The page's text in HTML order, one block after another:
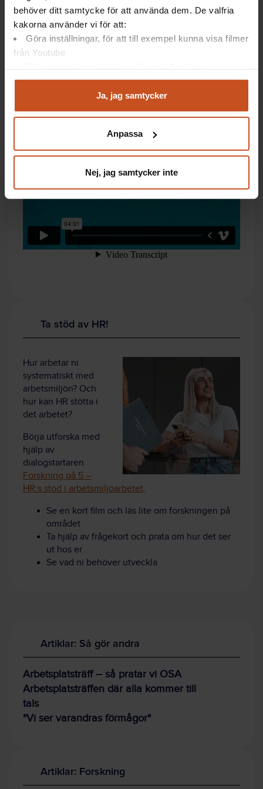
behöver ditt samtycke för att använda dem. De valfria
kakorna använder vi för att:
Göra inställningar, för att till exempel kunna visa filmer
från Youtube
Analysera trafik för att kunna visa riktad information
Du kan när som helst återta ditt godkännande genom att
integritet@suntarbetsliv.se.
Ja, jag samtycker
Anpassa
Nej, jag samtycker inte
Du hittar
webbplats.
Ta stöd av HR!
Hur arbetar ni
systematiskt med
arbetsmiljön? Och
hur kan HR stötta i
det arbetet?
Börja utforska med
hjälp av
dialogstartaren
Forskning på 5 –
HR:s stöd i arbetsmiljöarbetet.
Se en kort film och läs lite om forskningen på
området
Ta hjälp av frågekort och prata om hur det ser
ut hos er
Se vad ni behöver utveckla
Artiklar: Så gör andra
Arbetsplatsträff – så pratar vi OSA
Arbetsplatsträffen där alla kommer till
tals
"Vi ser varandras förmågor"
Artiklar: Forskning